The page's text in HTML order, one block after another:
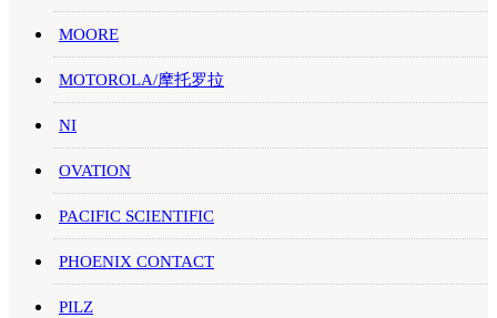
MOORE
MOTOROLA/摩托罗拉
NI
OVATION
PACIFIC SCIENTIFIC
PHOENIX CONTACT
PILZ